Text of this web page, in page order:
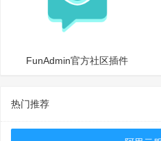
FunAdmin官方社区插件
热门推荐